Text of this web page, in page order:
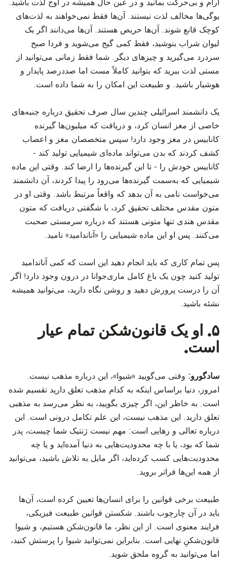
آرام و بی‌حرکت بمانید و در عین حال همیشه در اوج لذت باشید.
یوگی‌ها مخالف لذت نیستند. آن‌ها فقط نمی‌خواهند به لذت‌های
کوچک قانع شوند. آن‌ها حریص هستند. آن‌ها می‌دانند اگر یک
لیوان شراب بنوشید، فقط کمی گیج می‌شوید و فردا صبح
سردرد می‌گیرید و چیزهای دیگر. شما فقط زمانی می‌توانید از
مستی لذت ببرید که بتوانید کاملاً مست اما صددرصد پایدار و
هوشیار باشید. و طبیعت این امکان را به شما داده است.
یک دانشمند اسرائیلی چندین سال صرف تحقیق درباره جنبه‌های
خاصی از مغز انسان کرد، و دریافت که میلیون‌ها گیرنده
کانابیس در مغز وجود دارد! سپس متخصصان مغز و اعصاب
کشف کردند که بدن می‌تواند ماده‌ای شیمیایی تولید کند -
کانابیس خودش را - تا این گیرنده‌ها را ارضا کند. وقتی این ماده
شیمیایی که به‌سمت گیرنده‌ها می‌رود را پیدا کردند، آن دانشمند
می‌خواست نامی به آن بدهد که واقعاً مرتبط باشد. وقتی او در
متون مقدس مختلف تحقیق کرد، با شگفتی دریافت که متون
مقدس هندی تنها متونی هستند که درباره سرمستی صحبت
می‌کنند. پس او این ماده شیمیایی را «آناندامید» نامید.
پس تمام کاری که باید انجام دهید این است که کمی آناندامید
تولید کنید چون یک باغ کامل ماری‌جوانا در درون وجود دارد! اگر
آن را درست پرورش دهید و روشن نگاه دارید، می‌توانید همیشه
نشئه باشید.
۵. او یک قانون‌شکن تمام عیار
است.
سادگورو: وقتی می‌گویید «شیوا»، این درباره مذهب نیست.
امروز، دنیا براساس اینکه به کدام مذهب تعلق دارید تقسیم شده
است. به خاطر این، اگر چیزی بگویید، به نظر می‌رسد به مذهبی
تعلق دارید. این مذهب نیست، این علم تکامل درونی است. این
درباره تعالی و رهایی است: مهم نیست ژنتیک شما چیست، پدر
شما که بود، یا با چه محدودیت‌هایی به دنیا آمده‌اید و یا چه
محدودیت‌هایی کسب کرده‌اید، اگر مایل به تلاش باشید، می‌توانید
از همه این‌ها فراتر بروید.
طبیعت برخی قوانین را برای انسان‌ها تعیین کرده است، آن‌ها
باید در آن چارچوب باشند. شکستن قوانین طبیعت فیزیکی،
فرایند معنوی است. از این نظر، ما قانون‌شکن هستیم، و شیوا
قانون‌شکنِ نهایی است. بنابراین نمی‌توانید شیوا را پرستش کنید،
اما می‌توانید به گروه ملحق شوید.